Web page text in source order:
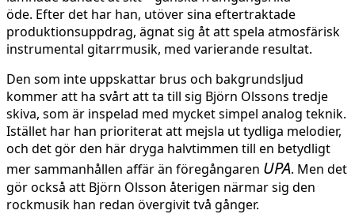
öde. Efter det har han, utöver sina eftertraktade
produktionsuppdrag, ägnat sig åt att spela atmosfärisk
instrumental gitarrmusik, med varierande resultat.
Den som inte uppskattar brus och bakgrundsljud
kommer att ha svårt att ta till sig Björn Olssons tredje
skiva, som är inspelad med mycket simpel analog teknik.
Istället har han prioriterat att mejsla ut tydliga melodier,
och det gör den här dryga halvtimmen till en betydligt
mer sammanhållen affär än föregångaren UPA. Men det
gör också att Björn Olsson återigen närmar sig den
rockmusik han redan övergivit två gånger.